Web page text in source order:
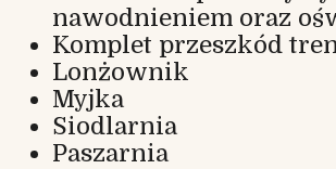
nawodnieniem oraz
Komplet przeszkód
Lonżownik
Myjka
Siodlarnia
Paszarnia